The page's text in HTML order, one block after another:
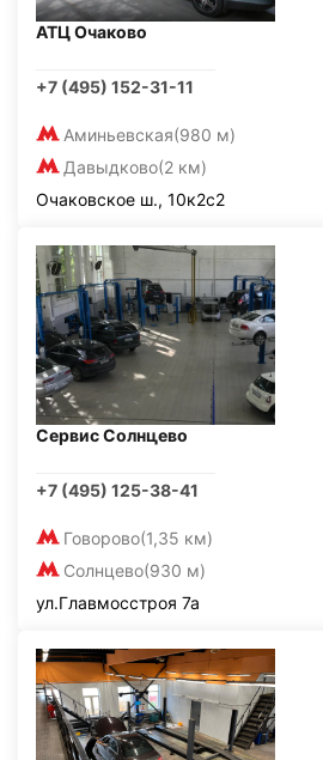
АТЦ Очаково
+7 (495) 152-31-11
Аминьевская(980 м)
Давыдково(2 км)
Очаковское ш., 10к2с2
Сервис Солнцево
+7 (495) 125-38-41
Говорово(1,35 км)
Солнцево(930 м)
ул.Главмосстроя 7а